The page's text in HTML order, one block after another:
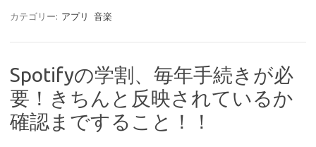
カテゴリー: アプリ 音楽
Spotifyの学割、毎年手続きが必
要！きちんと反映されているか
確認まですること！！